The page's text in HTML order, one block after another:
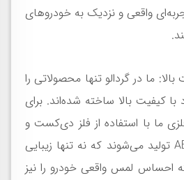
واقعی و نزدیک به خودروهای
بالا: ما در گردالو تنها محصولاتی را
با کیفیت بالا ساخته شده‌اند. برای
ما با استفاده از فلز دی‌کست و
پلاستیک‌های مقاوم ABS تولید می‌شوند که نه تنها زیبایی
احساس لمس واقعی خودرو را نیز